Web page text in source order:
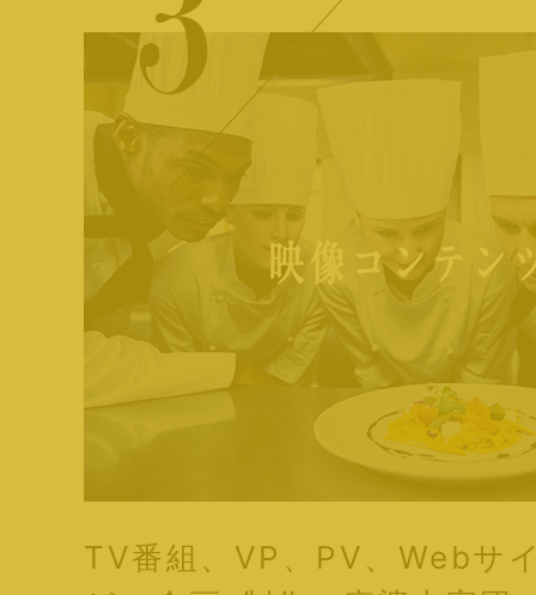
TV番組、VP、PV、Webサ